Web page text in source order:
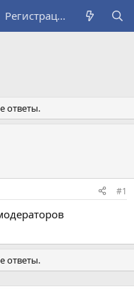
Регистрация
ответы.
#1
ответы.